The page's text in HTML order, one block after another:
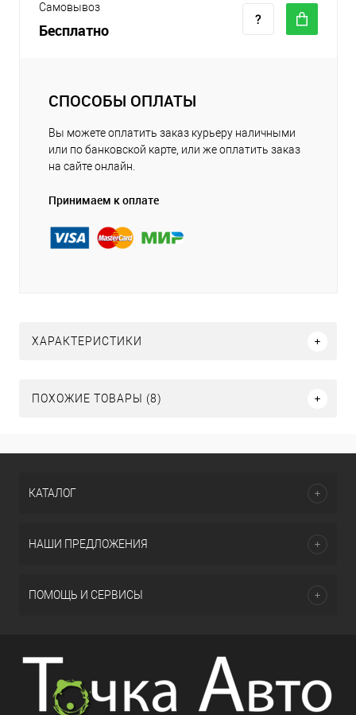
Самовывоз
Бесплатно
СПОСОБЫ ОПЛАТЫ
Вы можете оплатить заказ курьеру наличными
или по банковской карте, или же оплатить заказ
на сайте онлайн.
Принимаем к оплате
ХАРАКТЕРИСТИКИ
ПОХОЖИЕ ТОВАРЫ (8)
КАТАЛОГ
НАШИ ПРЕДЛОЖЕНИЯ
ПОМОЩЬ И СЕРВИСЫ